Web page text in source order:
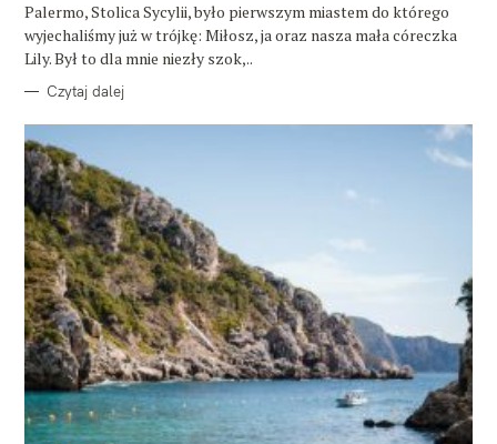
Palermo, Stolica Sycylii, było pierwszym miastem do którego
wyjechaliśmy już w trójkę: Miłosz, ja oraz nasza mała córeczka
Lily. Był to dla mnie niezły szok,..
Czytaj dalej